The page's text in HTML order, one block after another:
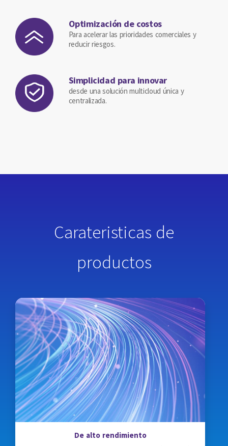
Optimización de costos
Para acelerar las prioridades comerciales y
reducir riesgos.
Simplicidad para innovar
desde una solución multicloud única y
centralizada.
Carateristicas de
productos
De alto rendimiento